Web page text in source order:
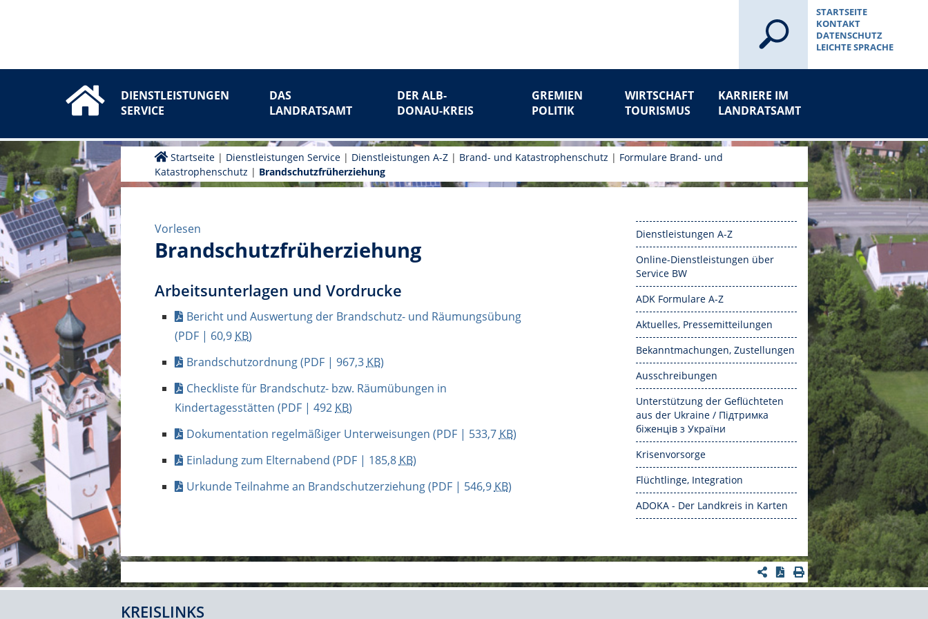
STARTSEITE
KONTAKT
DATENSCHUTZ
LEICHTE SPRACHE
DIENSTLEISTUNGEN
SERVICE
DAS
LANDRATSAMT
DER ALB-
DONAU-KREIS
GREMIEN
POLITIK
WIRTSCHAFT
TOURISMUS
KARRIERE IM
LANDRATSAMT
Startseite | Dienstleistungen Service | Dienstleistungen A-Z | Brand- und Katastrophenschutz | Formulare Brand- und
Katastrophenschutz | Brandschutzfrüherziehung
Vorlesen
Brandschutzfrüherziehung
Arbeitsunterlagen und Vordrucke
Bericht und Auswertung der Brandschutz- und Räumungsübung
(PDF | 60,9 KB)
Brandschutzordnung(PDF | 967,3 KB)
Checkliste für Brandschutz- bzw. Räumübungen in
Kindertagesstätten (PDF | 492 KB)
Dokumentation regelmäßiger Unterweisungen (PDF | 533,7 KB)
Einladung zum Elternabend (PDF | 185,8 KB)
Urkunde Teilnahme an Brandschutzerziehung(PDF | 546,9 KB)
Dienstleistungen A-Z
Online-Dienstleistungen über
Service BW
ADK Formulare A-Z
Aktuelles, Pressemitteilungen
Bekanntmachungen, Zustellungen
Ausschreibungen
Unterstützung der Geflüchteten
aus der Ukraine / Підтримка
біженців з України
Krisenvorsorge
Flüchtlinge, Integration
ADOKA - Der Landkreis in Karten
KREISLINKS